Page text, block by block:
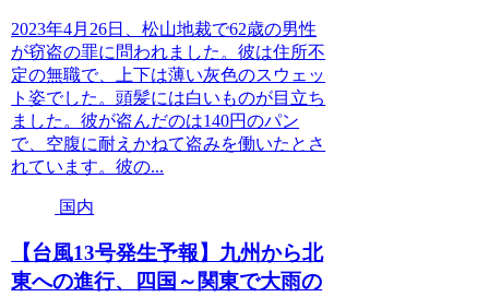
2023年4月26日、松山地裁で62歳の男性
が窃盗の罪に問われました。彼は住所不
定の無職で、上下は薄い灰色のスウェッ
ト姿でした。頭髪には白いものが目立ち
ました。彼が盗んだのは140円のパン
で、空腹に耐えかねて盗みを働いたとさ
れています。彼の...
国内
【台風13号発生予報】九州から北
東への進行、四国～関東で大雨の